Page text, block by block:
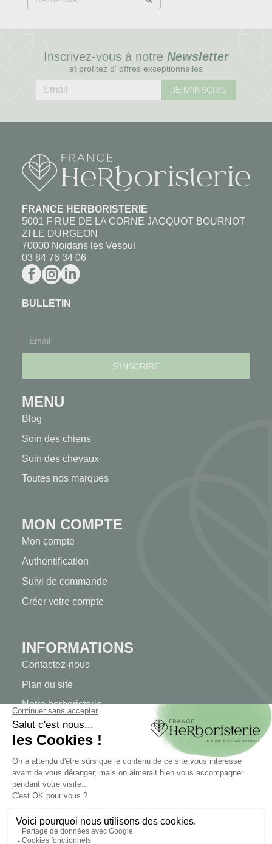
Inscrivez-vous à notre Newsletter
et profitez d' offres exceptionnelles
JE M'INSCRIS
FRANCE HERBORISTERIE
5001 F RUE DE LA CORNE JACQUOT BOURNOT
ZI LE DURGEON
70000 Noidans les Vesoul
03 84 76 34 06
BULLETIN
MENU
Blog
Soin des chiens
Soin des chevaux
Toutes nos marques
MON COMPTE
Mon compte
Authentification
Suivi de commande
Créer votre compte
INFORMATIONS
Contactez-nous
Plan du site
Notre herboristerie
Livraison
Paiement sécurisé
MENTIONS LÉGALES
Conditions générales de vente